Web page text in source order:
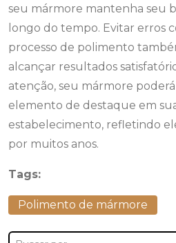
seu mármore mantenha seu
longo do tempo. Evitar erros
processo de polimento
alcançar resultados
atenção, seu mármore
elemento de destaque em
estabelecimento, refletindo
por muitos anos.
Tags:
Polimento de mármore